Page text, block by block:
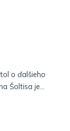
o ďalšieho
Šoltisa je...